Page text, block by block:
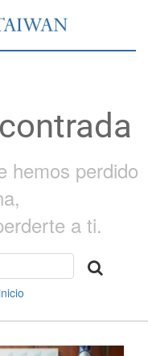
hemos perdido
a ti.